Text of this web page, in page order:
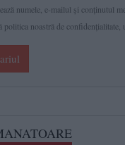
numele, e-mailul şi conținutul
noastră de